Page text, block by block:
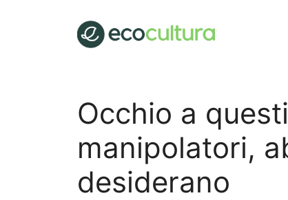
Occhio a
manipolatori,
desiderano